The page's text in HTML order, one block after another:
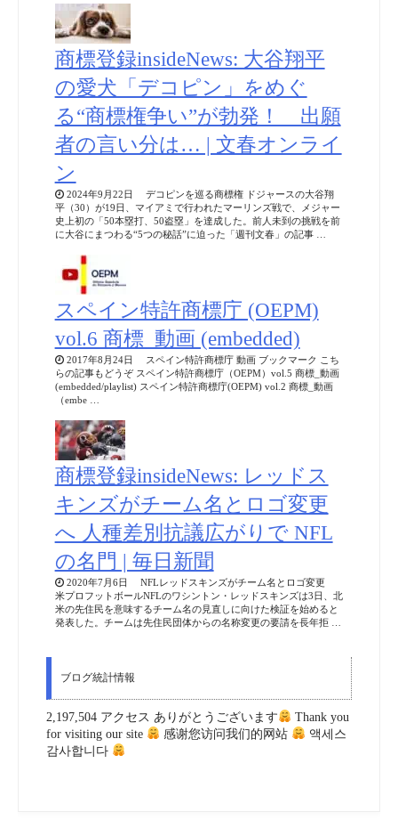
商標登録insideNews: 大谷翔平
の愛犬「デコピン」をめぐ
る“商標権争い”が勃発！ 出願
者の言い分は… | 文春オンライ
ン
2024年9月22日 デコピンを巡る商標権 ドジャースの大谷翔
平（30）が19日、マイアミで行われたマーリンズ戦で、メジャー
史上初の「50本塁打、50盗塁」を達成した。前人未到の挑戦を前
に大谷にまつわる“5つの秘話”に迫った「週刊文春」の記事 …
スペイン特許商標庁 (OEPM)
vol.6 商標_動画 (embedded)
2017年8月24日 スペイン特許商標庁 動画 ブックマーク こち
らの記事もどうぞ スペイン特許商標庁（OEPM）vol.5 商標_動画
(embedded/playlist) スペイン特許商標庁(OEPM) vol.2 商標_動画
（embe …
商標登録insideNews: レッドス
キンズがチーム名とロゴ変更
へ 人種差別抗議広がりで NFL
の名門 | 毎日新聞
2020年7月6日 NFLレッドスキンズがチーム名とロゴ変更
米プロフットボールNFLのワシントン・レッドスキンズは3日、北
米の先住民を意味するチーム名の見直しに向けた検証を始めると
発表した。チームは先住民団体からの名称変更の要請を長年拒 …
ブログ統計情報
2,197,504 アクセス ありがとうございます
Thank you
for visiting our site
感谢您访问我们的网站
액세스
감사합니다